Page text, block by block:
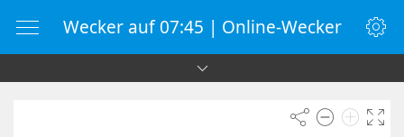
Wecker auf 07:45 | Online-Wecker